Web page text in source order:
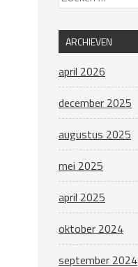
ARCHIEVEN
april 2026
december 2025
augustus 2025
mei 2025
april 2025
oktober 2024
september 2024